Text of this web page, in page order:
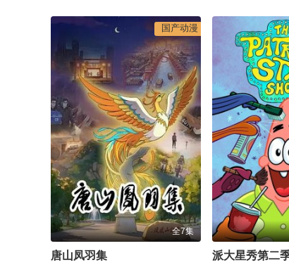
国产动漫
全7集
唐山凤羽集 派大星秀第二